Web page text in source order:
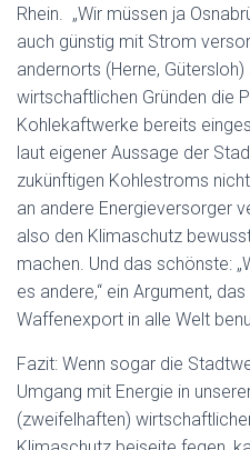
Rhein. „Wir müssen ja
auch günstig mit Strom
andernorts (Herne,
wirtschaftlichen Gründen die
Kohlekaftwerke bereits
laut eigener Aussage der
zukünftigen Kohlestroms
an andere Energieversorger
also den Klimaschutz
machen. Und das schönste:
es andere,“ ein Argument,
Waffenexport in alle Welt
Fazit: Wenn sogar die
Umgang mit Energie in
(zweifelhaften)